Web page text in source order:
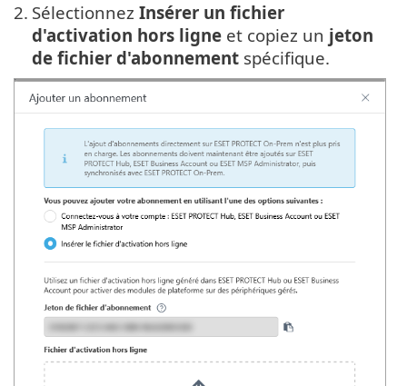
2. Sélectionnez Insérer un fichier
d'activation hors ligne et copiez un jeton
de fichier d'abonnement spécifique.